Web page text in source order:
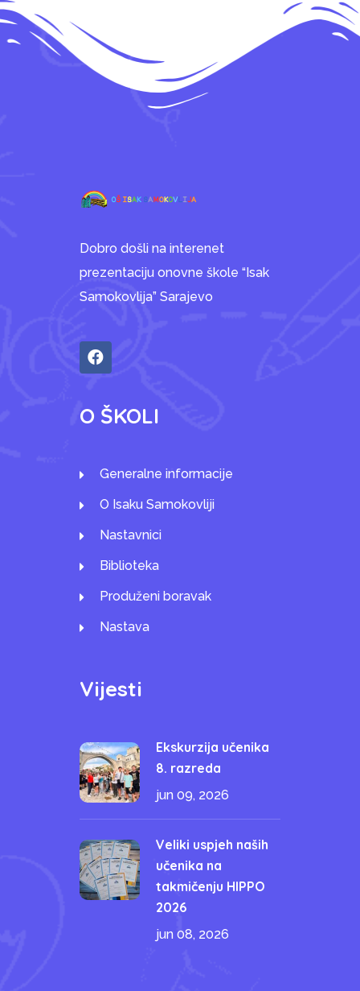
Dobro došli na interenet
prezentaciju onovne škole “Isak
Samokovlija” Sarajevo
O ŠKOLI
Generalne informacije
O Isaku Samokovliji
Nastavnici
Biblioteka
Produženi boravak
Nastava
Vijesti
Ekskurzija učenika
8. razreda
jun 09, 2026
Veliki uspjeh naših
učenika na
takmičenju HIPPO
2026
jun 08, 2026